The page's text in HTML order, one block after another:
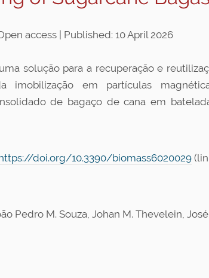
access | Published: 10 April 2026
solução para a recuperação e
em partículas
de bagaço de cana em
doi.org/10.3390/biomass6020029
Pedro M. Souza, Johan M. Thevelein,